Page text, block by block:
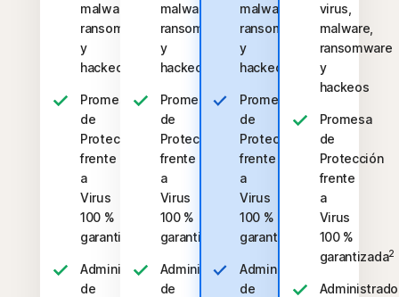
malware,
ransomware
y
hackeos
Promesa
de
Protección
frente
a
Virus
100 %
garantizada
Administrador
de
malware,
ransomware
y
hackeos
Promesa
de
Protección
frente
a
Virus
100 %
garantizada
Administrador
de
malware,
ransomware
y
hackeos
Promesa
de
Protección
frente
a
Virus
100 %
garantizada
Administrador
de
virus,
malware,
ransomware
y
hackeos
Promesa
de
Protección
frente
a
Virus
100 %
garantizada2